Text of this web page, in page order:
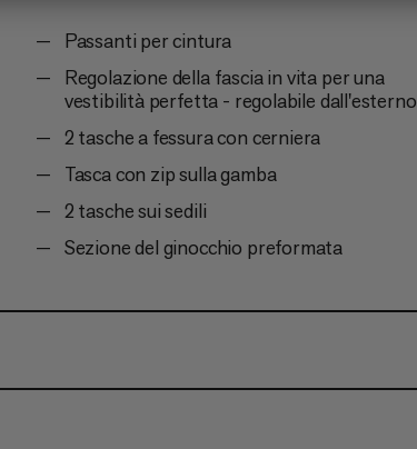
Passanti per cintura
Regolazione della fascia in vita per una
vestibilità perfetta - regolabile dall'esterno
2 tasche a fessura con cerniera
Tasca con zip sulla gamba
2 tasche sui sedili
Sezione del ginocchio preformata